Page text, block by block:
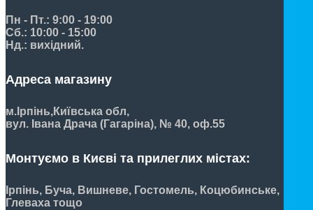
Пн - Пт.: 9:00 - 19:00
Сб.: 10:00 - 15:00
Нд.: вихідний.
Адреса магазину
м.Ірпінь,Київська обл,
вул. Івана Драча (Гагаріна), № 40, оф.55
Монтуємо в Києві та прилеглих містах:
Ірпінь, Буча, Вишневе, Гостомель, Коцюбинське,
Глеваха тощо